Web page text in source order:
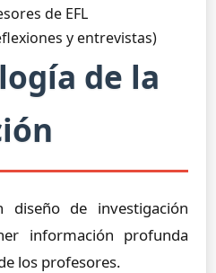
de EFL
y entrevistas)
de la
de investigación
información profunda
los profesores.